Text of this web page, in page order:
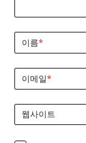
이름*
이메일*
웹사이트